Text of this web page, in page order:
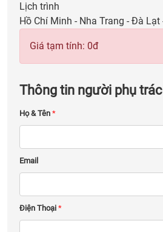
Lịch trình
Hồ Chí Minh - Nha Trang - Đà Lạt
Giá tạm tính: 0đ
Thông tin người phụ
Họ & Tên *
Email
Điện Thoại *